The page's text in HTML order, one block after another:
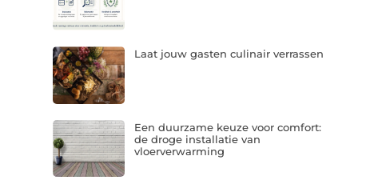
Laat jouw gasten culinair verrassen
Een duurzame keuze voor comfort:
de droge installatie van
vloerverwarming